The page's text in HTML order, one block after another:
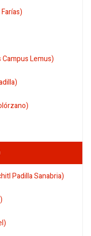
Campus Lemus)
Padilla Sanabria)